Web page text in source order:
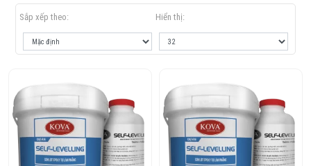
Hiển thị:
Sắp xếp theo: